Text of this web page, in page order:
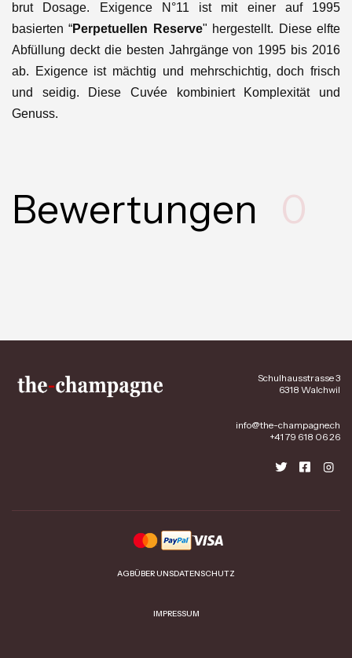
brut Dosage. Exigence N°11 ist mit einer auf 1995
basierten “Perpetuellen Reserve" hergestellt. Diese elfte
Abfüllung deckt die besten Jahrgänge von 1995 bis 2016
ab. Exigence ist mächtig und mehrschichtig, doch frisch
und seidig. Diese Cuvée kombiniert Komplexität und
Genuss.
Bewertungen 0
Schulhausstrasse 3
6318 Walchwil
info@the-champagne.ch
+41 79 618 06 26
AGBÜBER UNSDATENSCHUTZ
IMPRESSUM